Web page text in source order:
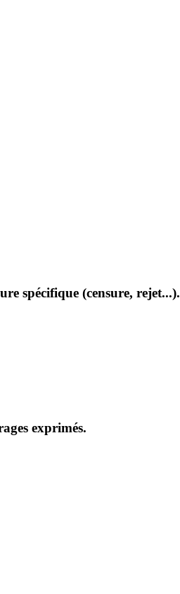
spécifique (censure, rejet...).
exprimés.